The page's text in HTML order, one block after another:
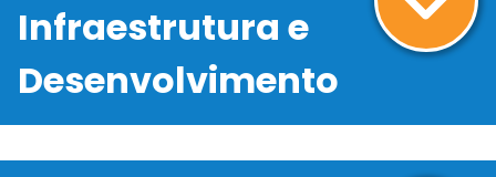
Infraestrutura e
Desenvolvimento